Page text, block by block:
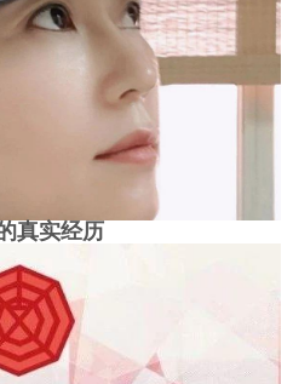
真实经历